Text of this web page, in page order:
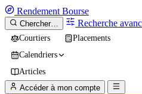
Rendement Bourse
Chercher… Recherche
Courtiers
Placements
Calendriers
Articles
Accéder à mon compte